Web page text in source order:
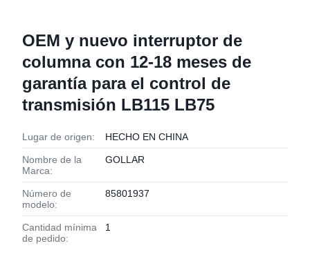
OEM y nuevo interruptor de
columna con 12-18 meses de
garantía para el control de
transmisión LB115 LB75
Lugar de origen: HECHO EN CHINA
Nombre de la
Marca:
GOLLAR
Número de
modelo:
85801937
Cantidad mínima
de pedido:
1